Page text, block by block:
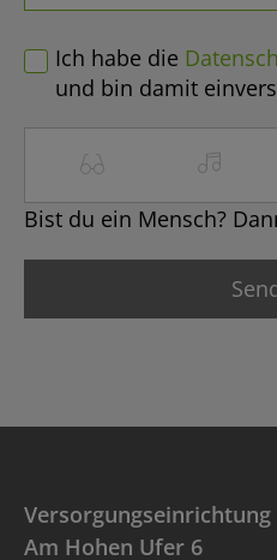
Ich habe die
und bin damit
Bist du ein Mensch?
Versorgungseinrichtung
Am Hohen Ufer 6